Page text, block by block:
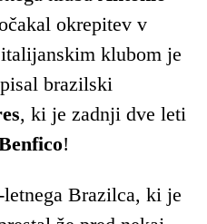
okrepitev v
klubom je
brazilski
, ki je zadnji dve leti
!
Brazilca, ki je